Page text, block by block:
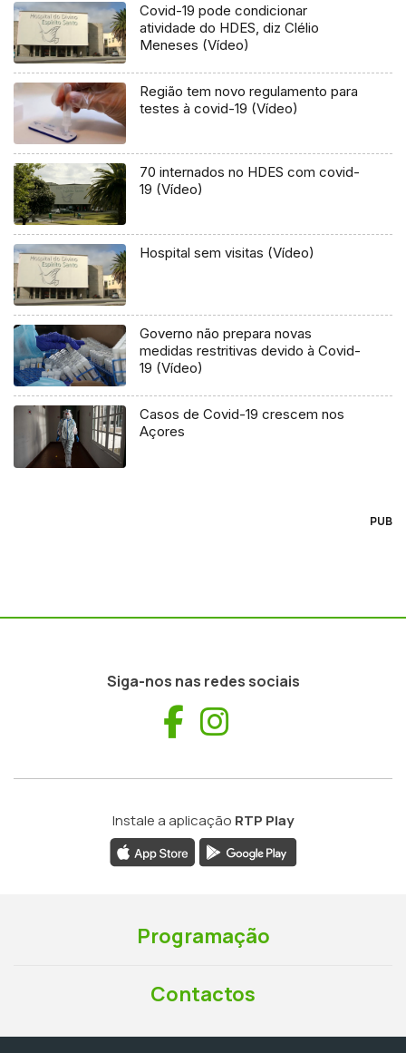
Covid-19 pode condicionar
atividade do HDES, diz Clélio
Meneses (Vídeo)
Região tem novo regulamento para
testes à covid-19 (Vídeo)
70 internados no HDES com covid-
19 (Vídeo)
Hospital sem visitas (Vídeo)
Governo não prepara novas
medidas restritivas devido à Covid-
19 (Vídeo)
Casos de Covid-19 crescem nos
Açores
PUB
Siga-nos nas redes sociais
Facebook
Instale a aplicação RTP Play
Programação
Contactos